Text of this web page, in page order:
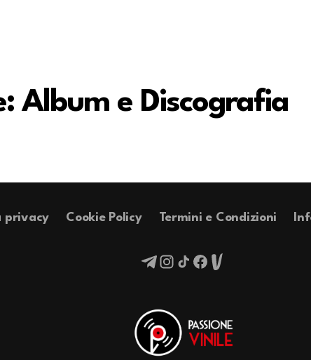
Album e Discografia
privacy Cookie Policy Termini e Condizioni